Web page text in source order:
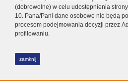
(dobrowolne) w celu udostępnienia
10. Pana/Pani dane osobowe nie będą
procesom podejmowania decyzji przez
profilowaniu.
zamknij